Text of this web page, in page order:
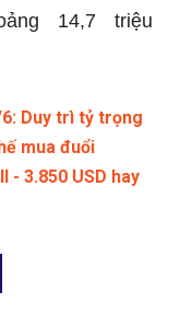
14,7 triệu
Duy trì tỷ trọng
mua đuổi
- 3.850 USD hay